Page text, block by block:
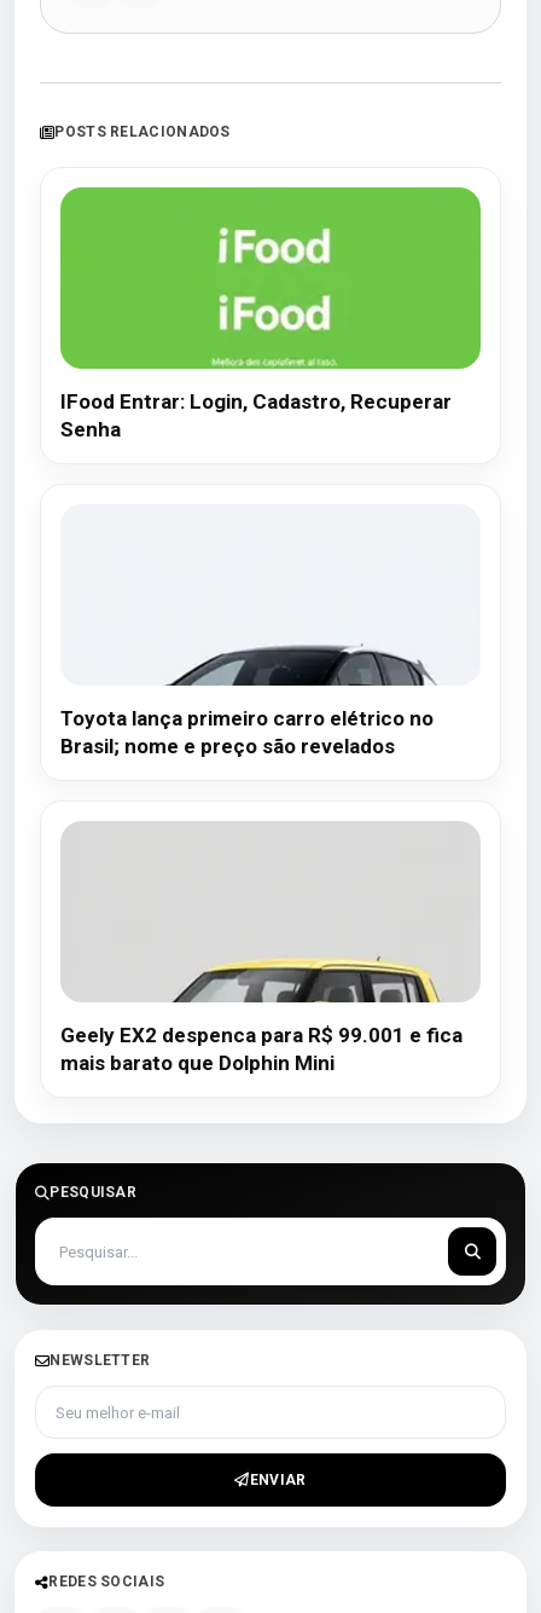
POSTS RELACIONADOS
IFood Entrar: Login, Cadastro, Recuperar
Senha
Toyota lança primeiro carro elétrico no
Brasil; nome e preço são revelados
Geely EX2 despenca para R$ 99.001 e fica
mais barato que Dolphin Mini
PESQUISAR
NEWSLETTER
Seu melhor e-mail
ENVIAR
REDES SOCIAIS